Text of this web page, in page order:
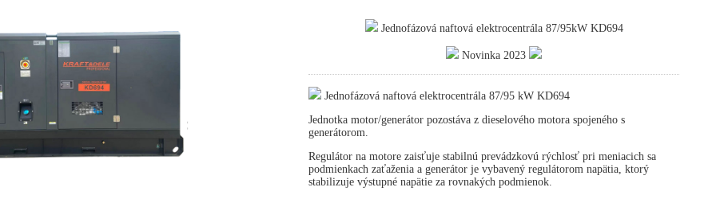
Jednofázová naftová elektrocentrála 87/95kW KD694
Novinka 2023
Jednofázová naftová elektrocentrála 87/95 kW KD694
Jednotka motor/generátor pozostáva z dieselového motora spojeného s
generátorom.
Regulátor na motore zaisťuje stabilnú prevádzkovú rýchlosť pri meniacich sa
podmienkach zaťaženia a generátor je vybavený regulátorom napätia, ktorý
stabilizuje výstupné napätie za rovnakých podmienok.